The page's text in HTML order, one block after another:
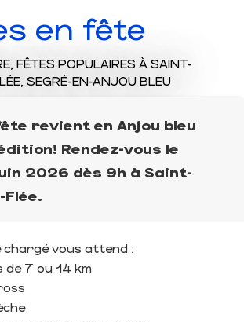
en fête
FÊTES POPULAIRES À SAINT-
SEGRÉ-EN-ANJOU BLEU
revient en Anjou bleu
Rendez-vous le
2026 dès 9h à Saint-
chargé vous attend :
de 7 ou 14 km